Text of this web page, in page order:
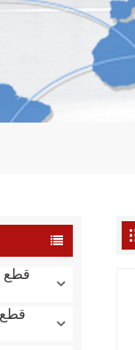
قطع
قطع